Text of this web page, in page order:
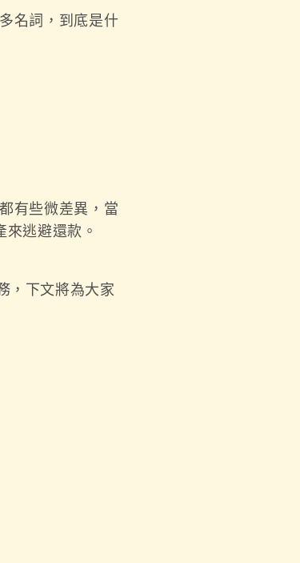
名詞，到底是什
有些微差異，當
逃避還款。
，下文將為大家